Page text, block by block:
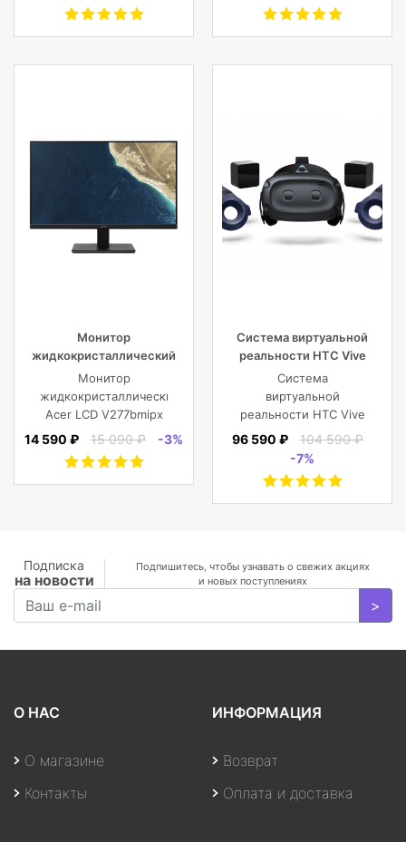
Монитор
жидкокристаллический
Acer LCD V277bmipx 27”
[16:9] 1920х1080(FHD) IPS
Монитор
жидкокристаллический
Acer LCD V277bmipx
27'' [16:9]
nonGLARE,
250cd/m2,
Speakers, 3Y, Black
14 590 ₽ 15 090 ₽ -3%
Система виртуальной
реальности HTC Vive
Cosmos Elite
Система
виртуальной
реальности HTC Vive
Cosmos Elite
96 590 ₽
104 590 ₽
-7%
Подписка
на новости
Подпишитесь, чтобы узнавать о свежих акциях
и новых поступлениях
>
О НАС
О магазине
Контакты
ИНФОРМАЦИЯ
Возврат
Оплата и доставка